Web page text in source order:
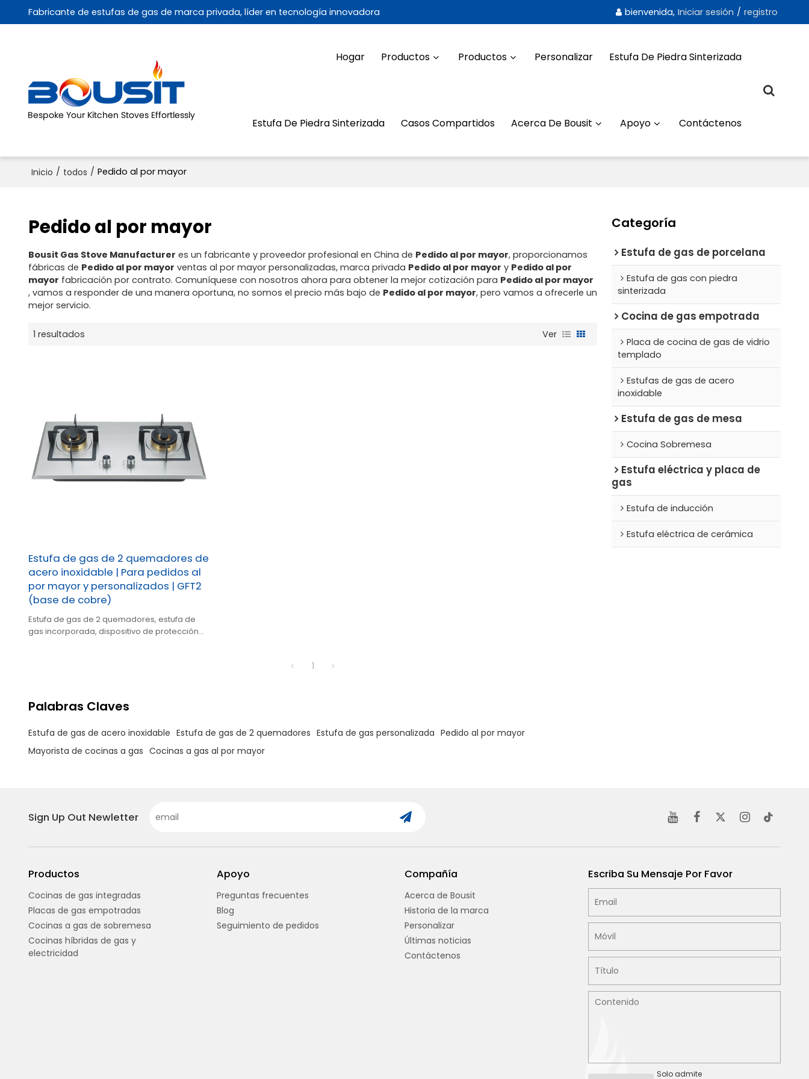
Fabricante de estufas de gas de marca privada, líder en tecnología innovadora bienvenida, Iniciar sesión / registro
Hogar Productos Productos Personalizar Estufa De Piedra Sinterizada
Estufa De Piedra Sinterizada Casos Compartidos Acerca De Bousit Apoyo Contáctenos
Inicio / todos / Pedido al por mayor
Pedido al por mayor
Bousit Gas Stove Manufacturer es un fabricante y proveedor profesional en China de Pedido al por mayor, proporcionamos
fábricas de Pedido al por mayor ventas al por mayor personalizadas, marca privada Pedido al por mayor y Pedido al por
mayor fabricación por contrato. Comuníquese con nosotros ahora para obtener la mejor cotización para Pedido al por mayor
, vamos a responder de una manera oportuna, no somos el precio más bajo de Pedido al por mayor, pero vamos a ofrecerle un
mejor servicio.
1 resultados Ver
Estufa de gas de 2 quemadores de
acero inoxidable | Para pedidos al
por mayor y personalizados | GFT2
(base de cobre)
Estufa de gas de 2 quemadores, estufa de
gas incorporada, dispositivo de protección
1
Palabras Claves
Estufa de gas de acero inoxidable Estufa de gas de 2 quemadores Estufa de gas personalizada Pedido al por mayor
Mayorista de cocinas a gas Cocinas a gas al por mayor
Categoría
Estufa de gas de porcelana
Estufa de gas con piedra
sinterizada
Cocina de gas empotrada
Placa de cocina de gas de vidrio
templado
Estufas de gas de acero
inoxidable
Estufa de gas de mesa
Cocina Sobremesa
Estufa eléctrica y placa de
gas
Estufa de inducción
Estufa eléctrica de cerámica
Sign Up Out Newletter
Productos
Cocinas de gas integradas
Placas de gas empotradas
Cocinas a gas de sobremesa
Cocinas híbridas de gas y
electricidad
Apoyo
Preguntas frecuentes
Blog
Seguimiento de pedidos
Compañía
Acerca de Bousit
Historia de la marca
Personalizar
Últimas noticias
Contáctenos
Escriba Su Mensaje Por Favor
Solo admite